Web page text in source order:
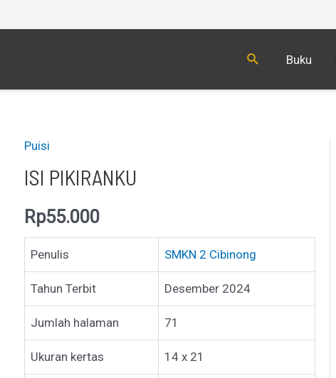
Cari Buku
Puisi
ISI PIKIRANKU
Rp55.000
Penulis SMKN 2 Cibinong
Tahun Terbit Desember 2024
Jumlah halaman 71
Ukuran kertas 14 x 21